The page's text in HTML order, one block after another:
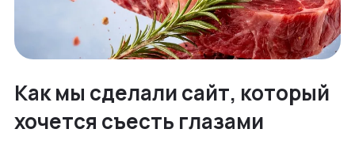
Как мы сделали сайт, который
хочется съесть глазами